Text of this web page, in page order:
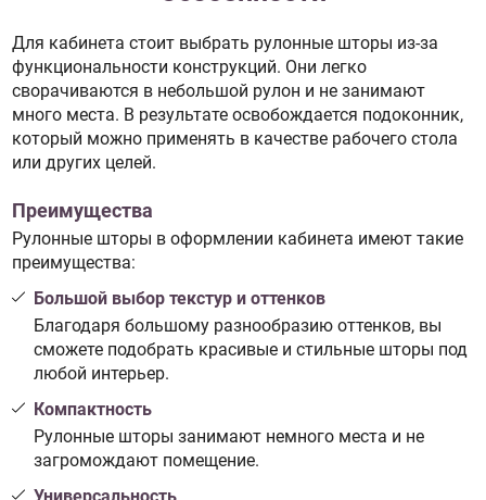
Для кабинета стоит выбрать рулонные шторы из-за
функциональности конструкций. Они легко
сворачиваются в небольшой рулон и не занимают
много места. В результате освобождается подоконник,
который можно применять в качестве рабочего стола
или других целей.
Преимущества
Рулонные шторы в оформлении кабинета имеют такие
преимущества:
Большой выбор текстур и оттенков
Благодаря большому разнообразию оттенков, вы
сможете подобрать красивые и стильные шторы под
любой интерьер.
Компактность
Рулонные шторы занимают немного места и не
загромождают помещение.
Универсальность